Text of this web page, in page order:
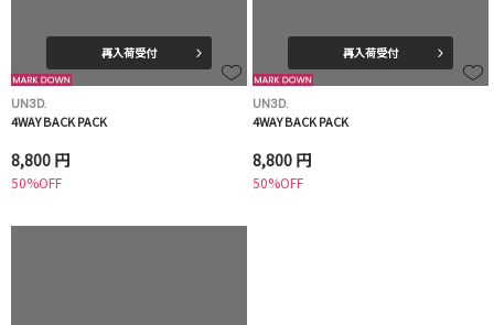
再入荷受付
UN3D.
4WAY BACK PACK
8,800 円
50%OFF
再入荷受付
UN3D.
4WAY BACK PACK
8,800 円
50%OFF